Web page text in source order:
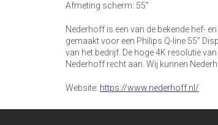
Afmeting scherm: 55”
Nederhoff is een van de bekende hef-
gemaakt voor een Philips Q-line 55”
van het bedrijf. De hoge 4K resolutie
Nederhoff recht aan. Wij kunnen
Website: https://www.nederhoff.nl/